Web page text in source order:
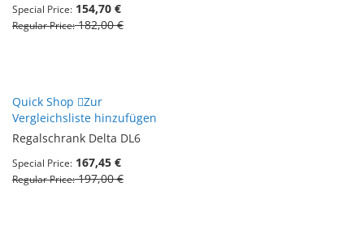
Special Price 154,70 €
Regular Price 182,00 €
Quick Shop
Zur
Vergleichsliste hinzufügen
Regalschrank Delta DL6
Special Price 167,45 €
Regular Price 197,00 €